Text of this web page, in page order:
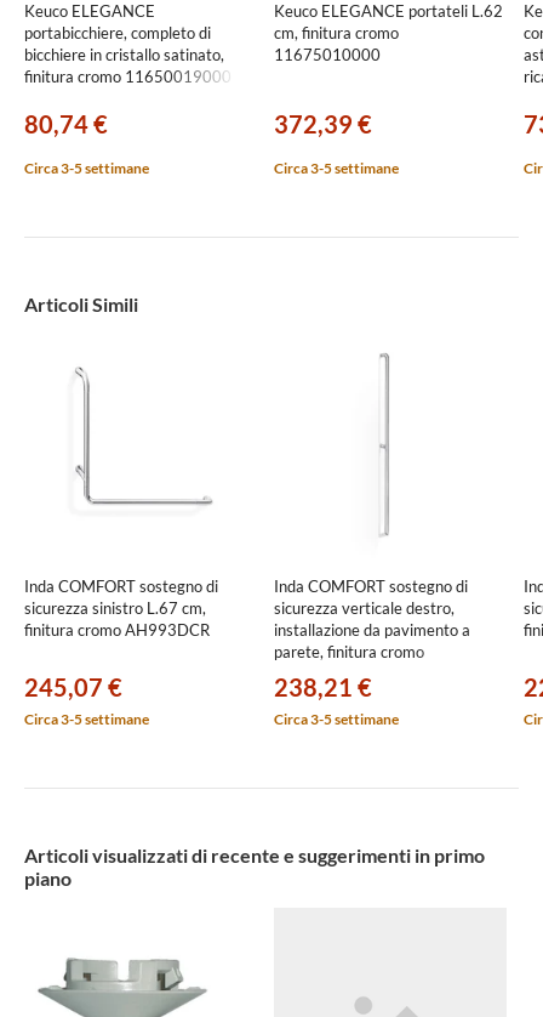
Keuco ELEGANCE
portabicchiere, completo di
bicchiere in cristallo satinato,
finitura cromo 11650019000
80,74 €
Circa 3-5 settimane
Keuco ELEGANCE portateli L.62
cm, finitura cromo
11675010000
372,39 €
Circa 3-5 settimane
Articoli Simili
Inda COMFORT sostegno di
sicurezza sinistro L.67 cm,
finitura cromo AH993DCR
245,07 €
Circa 3-5 settimane
Inda COMFORT sostegno di
sicurezza verticale destro,
installazione da pavimento a
parete, finitura cromo
238,21 €
Circa 3-5 settimane
Articoli visualizzati di recente e suggerimenti in primo
piano